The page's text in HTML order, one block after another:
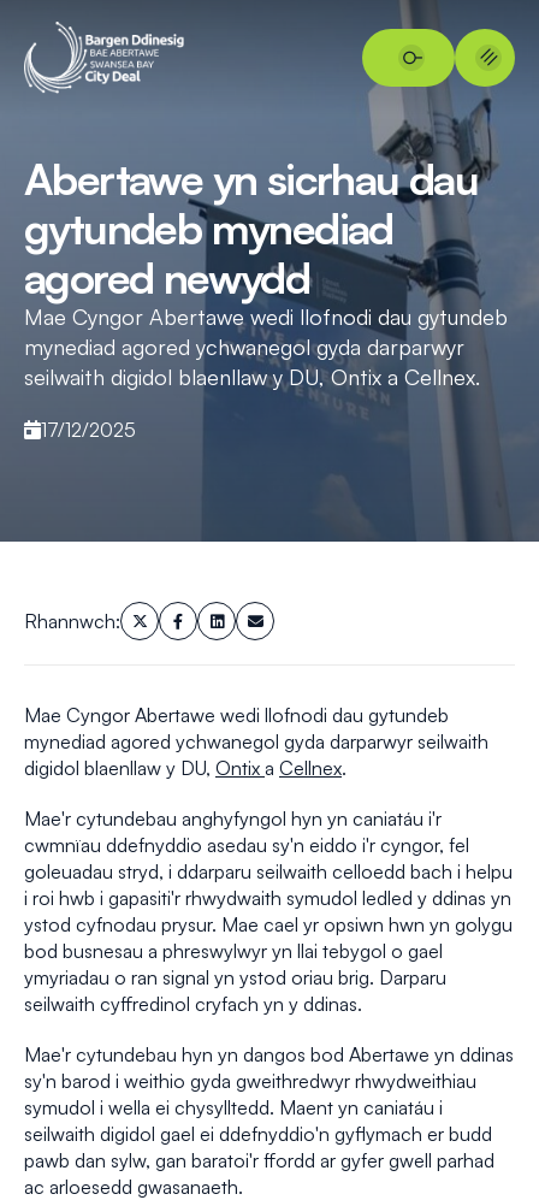
Abertawe yn sicrhau dau
gytundeb mynediad
agored newydd
Mae Cyngor Abertawe wedi llofnodi dau gytundeb
mynediad agored ychwanegol gyda darparwyr
seilwaith digidol blaenllaw y DU, Ontix a Cellnex.
17/12/2025
Rhannwch:
Mae Cyngor Abertawe wedi llofnodi dau gytundeb
mynediad agored ychwanegol gyda darparwyr seilwaith
digidol blaenllaw y DU, Ontix a Cellnex.
Mae'r cytundebau anghyfyngol hyn yn caniatáu i'r
cwmnïau ddefnyddio asedau sy'n eiddo i'r cyngor, fel
goleuadau stryd, i ddarparu seilwaith celloedd bach i helpu
i roi hwb i gapasiti'r rhwydwaith symudol ledled y ddinas yn
ystod cyfnodau prysur. Mae cael yr opsiwn hwn yn golygu
bod busnesau a phreswylwyr yn llai tebygol o gael
ymyriadau o ran signal yn ystod oriau brig. Darparu
seilwaith cyffredinol cryfach yn y ddinas.
Mae'r cytundebau hyn yn dangos bod Abertawe yn ddinas
sy'n barod i weithio gyda gweithredwyr rhwydweithiau
symudol i wella ei chysylltedd. Maent yn caniatáu i
seilwaith digidol gael ei ddefnyddio'n gyflymach er budd
pawb dan sylw, gan baratoi'r ffordd ar gyfer gwell parhad
ac arloesedd gwasanaeth.